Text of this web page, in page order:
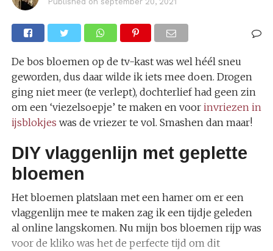
De bos bloemen op de tv-kast was wel héél sneu
geworden, dus daar wilde ik iets mee doen. Drogen
ging niet meer (te verlept), dochterlief had geen zin
om een ‘viezelsoepje’ te maken en voor invriezen in
ijsblokjes was de vriezer te vol. Smashen dan maar!
DIY vlaggenlijn met geplette
bloemen
Het bloemen platslaan met een hamer om er een
vlaggenlijn mee te maken zag ik een tijdje geleden
al online langskomen. Nu mijn bos bloemen rijp was
voor de kliko was het de perfecte tijd om dit